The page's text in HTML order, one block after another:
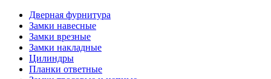
Дверная фурнитура
Замки навесные
Замки врезные
Замки накладные
Цилиндры
Планки ответные